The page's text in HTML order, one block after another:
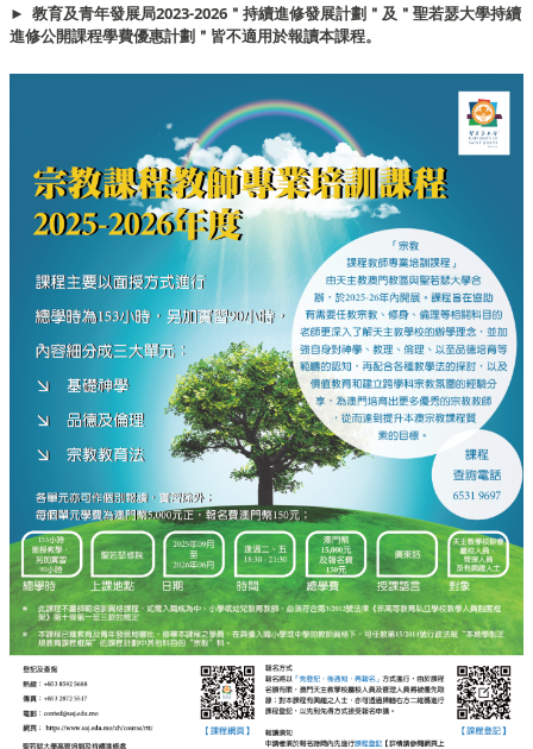
► 教育及青年發展局2023-2026＂持續進修發展計劃＂及＂聖若瑟大學持續
進修公開課程學費優惠計劃＂皆不適用於報讀本課程。